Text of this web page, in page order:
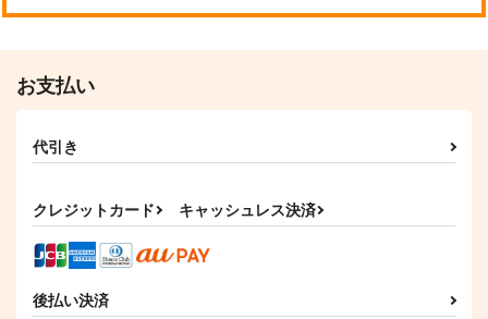
俺のソナタ
498円（税込）
churaumi
330円
15club
お支払い
代引き
クレジットカード キャッシュレス決済
後払い決済